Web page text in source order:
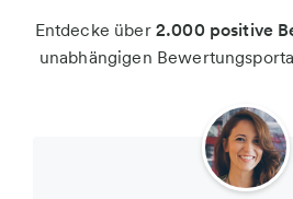
Entdecke über 2.000 positive
unabhängigen